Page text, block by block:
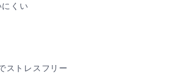
にくい
ストレスフリー